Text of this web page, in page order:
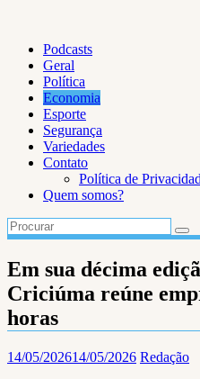
Podcasts
Geral
Política
Economia
Esporte
Segurança
Variedades
Contato
Política de
Quem somos?
Em sua décima
Criciúma reúne
horas
14/05/202614/05/2026 Redação